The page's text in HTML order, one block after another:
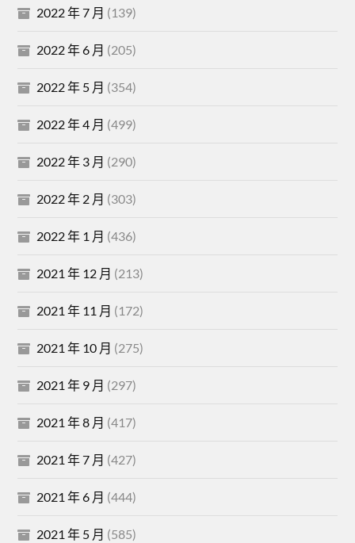
2022 年 7 月 (139)
2022 年 6 月 (205)
2022 年 5 月 (354)
2022 年 4 月 (499)
2022 年 3 月 (290)
2022 年 2 月 (303)
2022 年 1 月 (436)
2021 年 12 月 (213)
2021 年 11 月 (172)
2021 年 10 月 (275)
2021 年 9 月 (297)
2021 年 8 月 (417)
2021 年 7 月 (427)
2021 年 6 月 (444)
2021 年 5 月 (585)